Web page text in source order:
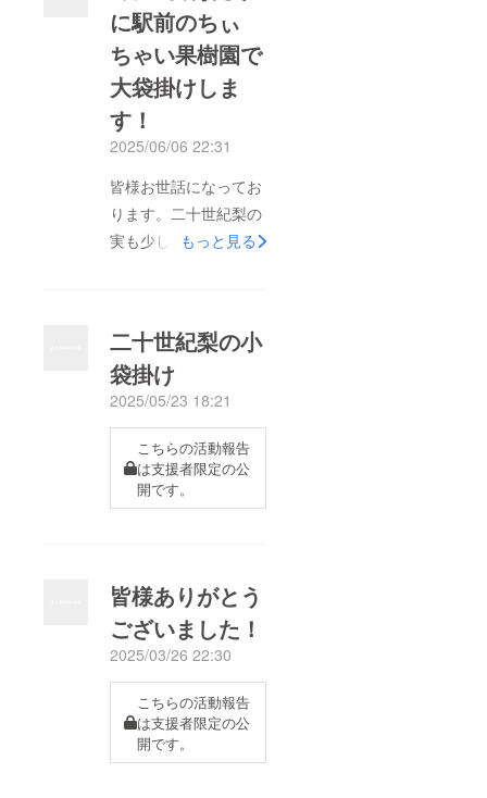
に駅前のちぃ
ちゃい果樹園で
大袋掛けしま
す！
2025/06/06 22:31
皆様お世話になってお
ります。二十世紀梨の
実も少しづつではあり
定にしておりまして、
支援者の皆様で都合が
合う方がいらっしゃい
ましたら一緒にやりた
いと思います。詳しい
日時が決まりましたら
活動報告にアップしま
もっと見る
二十世紀梨の小
袋掛け
2025/05/23 18:21
こちらの活動報告
は支援者限定の公
開です。
皆様ありがとう
ございました！
2025/03/26 22:30
こちらの活動報告
は支援者限定の公
開です。